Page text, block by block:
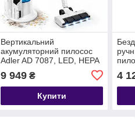
Вертикальний
акумуляторний пилосос
Adler AD 7087, LED, HEPA
9 949₴
Купити
4